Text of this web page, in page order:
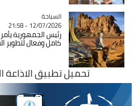
Catégorie
السياحة
12/07/2026 - 21:58
رئيس الجمهورية
كامل وفعال لتطوير
تحميل تطبيق الاذاعة